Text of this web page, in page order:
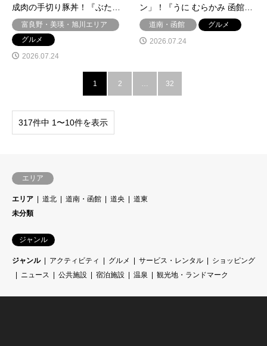
成肉の手切り豚丼！『ぶた…
富良野・美瑛・旭川エリア
グルメ
2026.07.24
ン」！『うに むらかみ 函館…
道南・函館
グルメ
2026.07.24
1 2 32
317件中 1〜10件を表示
エリア
エリア 道北 道南・函館 道央
道東
未分類
ジャンル
ジャンル アクティビティ グルメ サービス・レンタル
ショッピング
ニュース
公共施設 宿泊施設 温泉 観光地・ランドマーク